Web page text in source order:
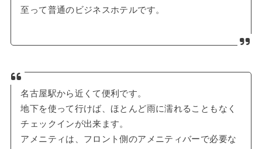
至って普通のビジネスホテルです。
名古屋駅から近くて便利です。
地下を使って行けば、ほとんど雨に濡れることもなく
チェックインが出来ます。
アメニティは、フロント側のアメニティバーで必要な